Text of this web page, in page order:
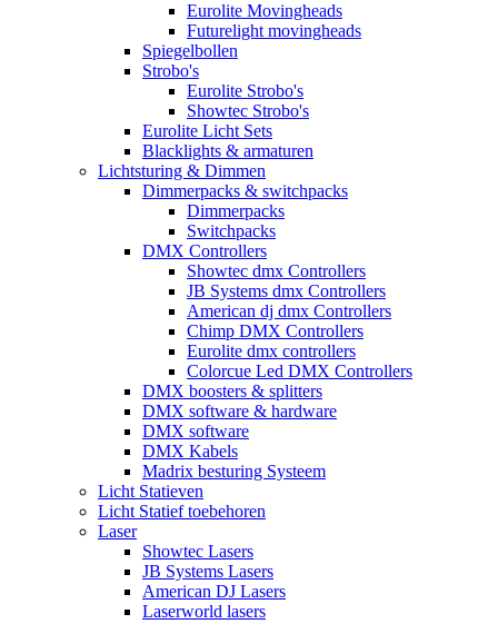
Eurolite Movingheads
Futurelight movingheads
Spiegelbollen
Strobo's
Eurolite Strobo's
Showtec Strobo's
Eurolite Licht Sets
Blacklights & armaturen
Lichtsturing & Dimmen
Dimmerpacks & switchpacks
Dimmerpacks
Switchpacks
DMX Controllers
Showtec dmx Controllers
JB Systems dmx Controllers
American dj dmx Controllers
Chimp DMX Controllers
Eurolite dmx controllers
Colorcue Led DMX Controllers
DMX boosters & splitters
DMX software & hardware
DMX software
DMX Kabels
Madrix besturing Systeem
Licht Statieven
Licht Statief toebehoren
Laser
Showtec Lasers
JB Systems Lasers
American DJ Lasers
Laserworld lasers